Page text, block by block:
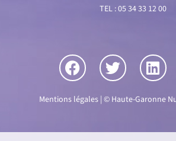
TEL : 05 34 33 12 00
Mentions légales | © Haute-Garonne